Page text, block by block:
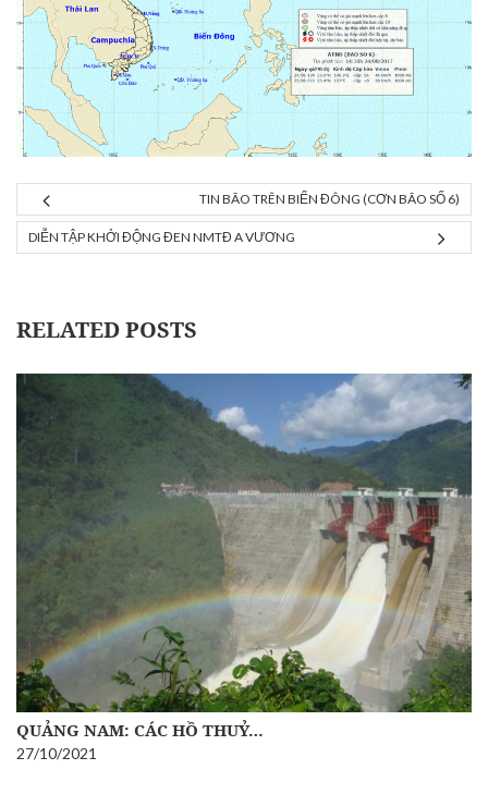
TIN BÃO TRÊN BIỂN ĐÔNG (CƠN BÃO SỐ 6)
DIỄN TẬP KHỞI ĐỘNG ĐEN NMTĐ A VƯƠNG
RELATED POSTS
QUẢNG NAM: CÁC HỒ THUỶ…
27/10/2021